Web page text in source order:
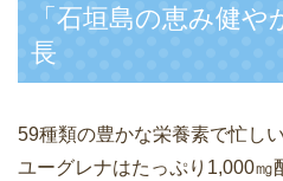
「石垣島の恵み健
長
59種類の豊かな栄養素で忙し
ユーグレナはたっぷり1,000㎎